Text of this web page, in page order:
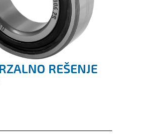
REŠENJE